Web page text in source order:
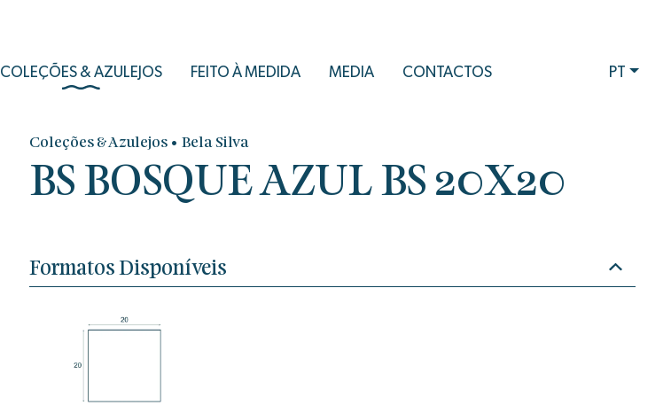
COLEÇÕES & AZULEJOS FEITO À MEDIDA MEDIA CONTACTOS PT
Coleções & Azulejos • Bela Silva
BS BOSQUE AZUL BS 20X20
Formatos Disponíveis